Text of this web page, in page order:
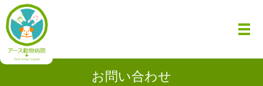
メ
お問い合わせ